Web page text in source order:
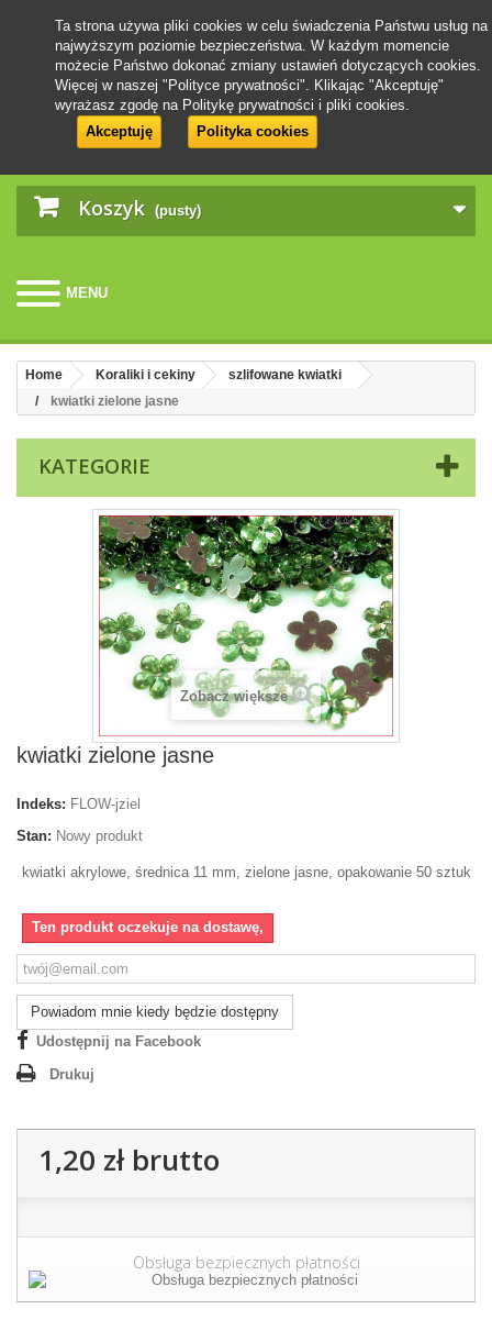
Koszyk (pusty)
MENU
Ta strona używa pliki cookies w celu świadczenia Państwu usług na
najwyższym poziomie bezpieczeństwa. W każdym momencie
możecie Państwo dokonać zmiany ustawień dotyczących cookies.
Więcej w naszej "Polityce prywatności". Klikając "Akceptuję"
wyrażasz zgodę na Politykę prywatności i pliki cookies.
Akceptuję
Polityka cookies
Home Koraliki i cekiny
szlifowane kwiatki
kwiatki zielone jasne
KATEGORIE
Zobacz większe
kwiatki zielone jasne
Indeks: FLOW-jziel
Stan: Nowy produkt
kwiatki akrylowe, średnica 11 mm, zielone jasne, opakowanie 50 sztuk
Ten produkt oczekuje na dostawę,
Powiadom mnie kiedy będzie dostępny
Udostępnij na Facebook
Drukuj
1,20 złbrutto
Obsługa bezpiecznych płatności